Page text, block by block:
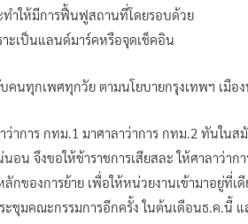
ำให้มีการฟื้นฟูสถานที่โดยรอบด้วย
ะเป็นแลนด์มาร์คหรือจุดเช็คอิน
นทุกเพศทุกวัย ตามนโยบายกรุงเทพฯ เมือ
าการ กทม.1 มาศาลาว่าการ กทม.2 ทันในส
อน จึงขอให้ข้าราชการเสียสละ ให้ศาลาว่า
ของการย้าย เพื่อให้หน่วยงานเข้ามาอยู่ที่เ
ชุมคณะกรรมการอีกครั้ง ในต้นเดือนธ.ค.นี้ แ